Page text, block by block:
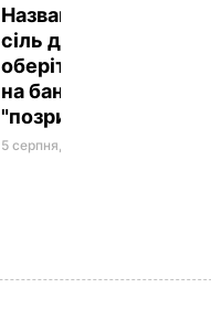
Названа найкраща
сіль для консервації,
оберіть її – і кришки
на банках не
"позриває"
5 серпня, 19.25